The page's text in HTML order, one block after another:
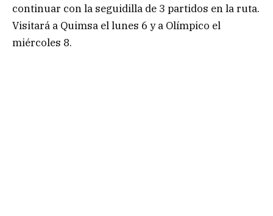
continuar con la seguidilla de 3 partidos en la ruta.
Visitará a Quimsa el lunes 6 y a Olímpico el
miércoles 8.